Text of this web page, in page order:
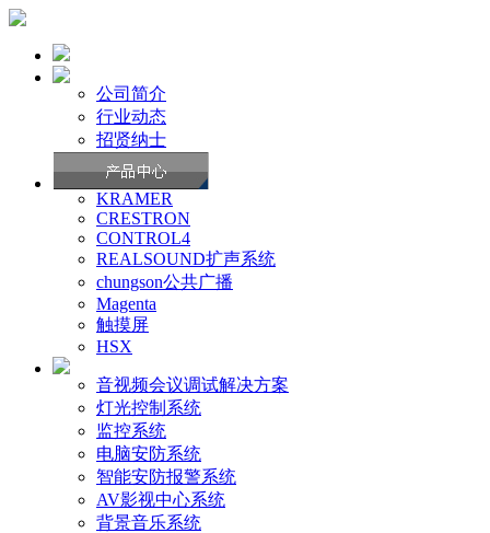
公司简介
行业动态
招贤纳士
KRAMER
CRESTRON
CONTROL4
REALSOUND扩声系统
chungson公共广播
Magenta
触摸屏
HSX
音视频会议调试解决方案
灯光控制系统
监控系统
电脑安防系统
智能安防报警系统
AV影视中心系统
背景音乐系统